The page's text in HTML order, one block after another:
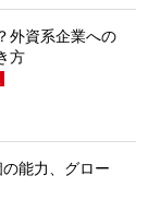
外資系企業への
方
能力、グロー